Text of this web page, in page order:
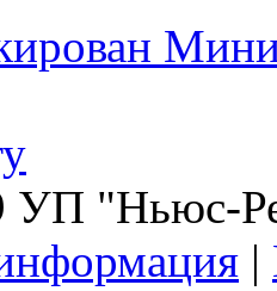
УП "Ньюс-
|